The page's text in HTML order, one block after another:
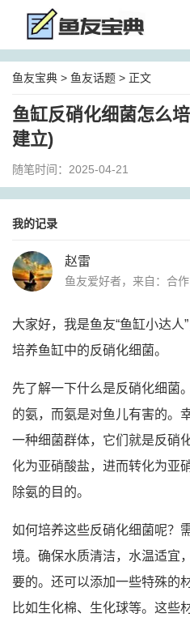
鱼友宝典 > 鱼友话题 > 正文
鱼缸反硝化细菌怎么
建立)
随笔时间：2025-04-21
我的记录
赵雷
鱼友爱好者，来自：合作
大家好，我是鱼友“鱼缸小达
培养鱼缸中的反硝化细菌。
先了解一下什么是反硝化细菌
的氨，而氨是对鱼儿有害的。
一种细菌群体，它们就是反硝
化为亚硝酸盐，进而转化为亚
除氨的目的。
如何培养这些反硝化细菌呢？
境。确保水质清洁，水温适宜
要的。还可以添加一些特殊的
比如生化棉、生化球等。这些